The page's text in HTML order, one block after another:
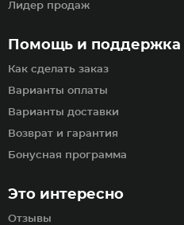
Помощь и поддержка
Как сделать заказ
Варианты оплаты
Варианты доставки
Возврат и гарантия
Бонусная программа
Лидер продаж
Это интересно
Отзывы